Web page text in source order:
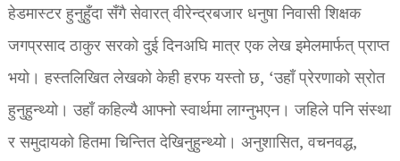
हेडमास्टर हुनुहुँदा सँगै सेवारत् वीरेन्द्रबजार धनुषा निवासी शिक्षक
जगप्रसाद ठाकुर सरको दुई दिनअघि मात्र एक लेख इमेलमार्फत् प्राप्त
भयो। हस्तलिखित लेखको केही हरफ यस्तो छ, ‘उहाँ प्रेरणाको स्रोत
हुनुहुन्थ्यो। उहाँ कहिल्यै आफ्नो स्वार्थमा लाग्नुभएन। जहिले पनि संस्था
र समुदायको हितमा चिन्तित देखिनुहुन्थ्यो। अनुशासित, वचनवद्ध,